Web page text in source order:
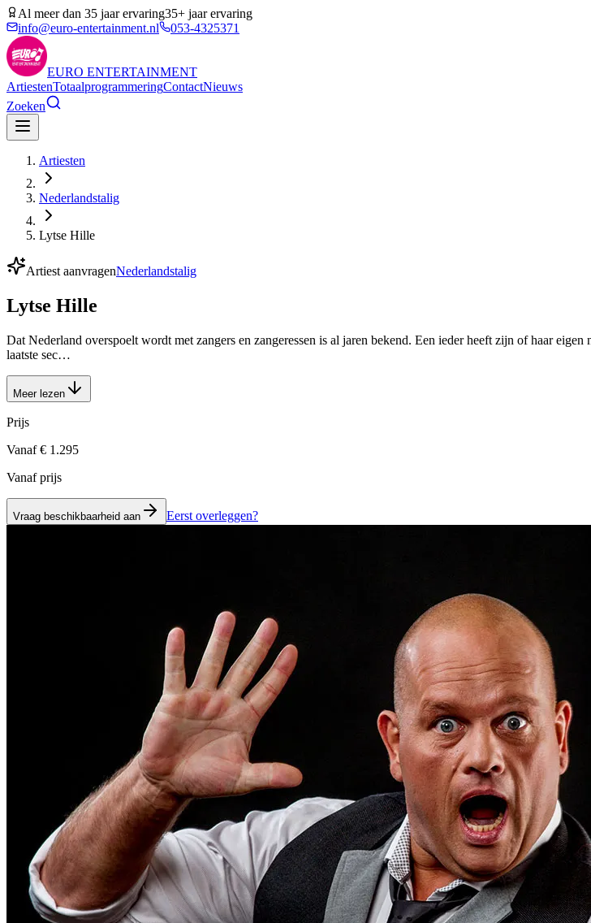
Al meer dan 35 jaar ervaring35+ jaar ervaring
info@euro-entertainment.nl
053-4325371
EURO ENTERTAINMENT
ArtiestenTotaalprogrammeringContactNieuws
Zoeken
Artiesten
Nederlandstalig
Lytse Hille
Artiest aanvragenNederlandstalig
Lytse Hille
Dat Nederland overspoelt wordt met zangers en zangeressen is al jaren bekend. Een ieder heeft zijn of haar
laatste sec…
Meer lezen
Prijs
Vanaf € 1.295
Vanaf prijs
Vraag beschikbaarheid aan Eerst overleggen?